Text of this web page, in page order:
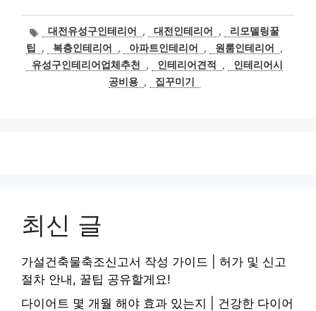
태대전유성구인테리어 , 대전인테리어 ,
리모델링꿀
팁
, 복층인테리어 , 아파트인테리어 , 원룸인테리어
,
유성구인테리어업체추천
, 인테리어견적 ,
인테리어시
공비용 , 집꾸미기
최신 글
가설건축물축조신고서 작성 가이드 | 허가 및 신고
절차 안내, 꿀팁 공유할게요!
다이어트 몇 개월 해야 효과 있는지 | 건강한 다이어